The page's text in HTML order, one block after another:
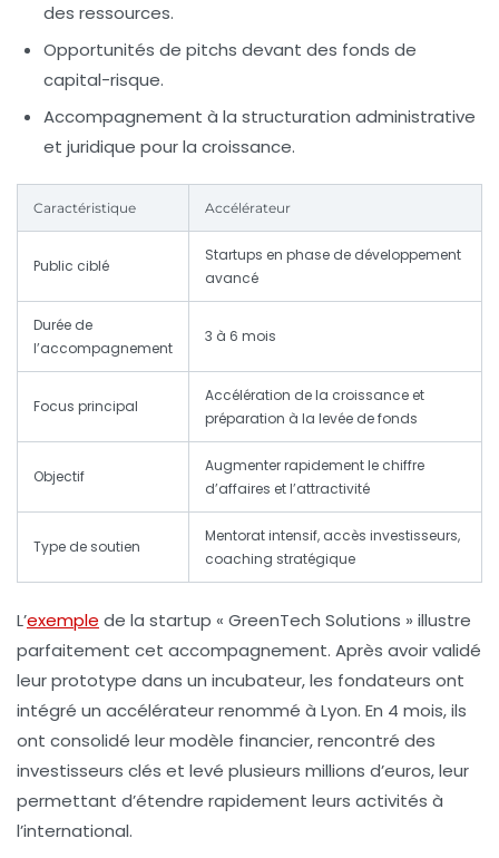
des ressources.
Opportunités de pitchs devant des fonds de
capital-risque.
Accompagnement à la structuration administrative
et juridique pour la croissance.
Caractéristique Accélérateur
Public ciblé
Startups en phase de développement
avancé
Durée de
l’accompagnement
3 à 6 mois
Focus principal
Accélération de la croissance et
préparation à la levée de fonds
Objectif
Augmenter rapidement le chiffre
d’affaires et l’attractivité
Type de soutien
Mentorat intensif, accès investisseurs,
coaching stratégique
L’exemple de la startup « GreenTech Solutions » illustre
parfaitement cet accompagnement. Après avoir validé
leur prototype dans un incubateur, les fondateurs ont
intégré un accélérateur renommé à Lyon. En 4 mois, ils
ont consolidé leur modèle financier, rencontré des
investisseurs clés et levé plusieurs millions d’euros, leur
permettant d’étendre rapidement leurs activités à
l’international.